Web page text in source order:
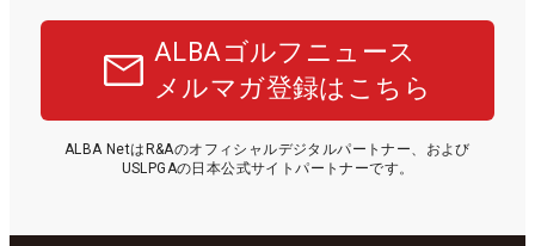
ALBAゴルフニュース
メルマガ登録はこちら
ALBA NetはR&Aのオフィシャルデジタルパートナー、および
USLPGAの日本公式サイトパートナーです。